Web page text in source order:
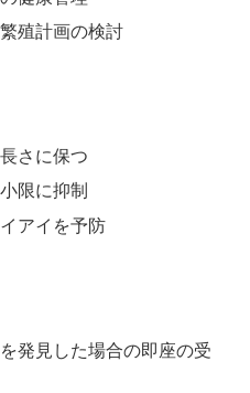
殖計画の検討
さに保つ
限に抑制
アイを予防
発見した場合の即座の受